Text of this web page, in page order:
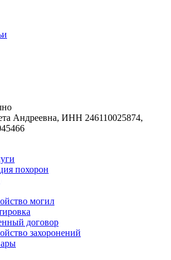
Андреевна, ИНН 246110025874,
похорон
могил
договор
захоронений